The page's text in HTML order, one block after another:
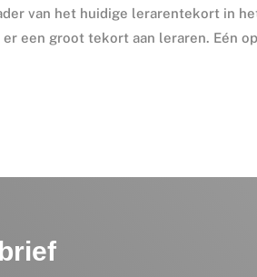
van het huidige lerarentekort in
een groot tekort aan leraren. Eén